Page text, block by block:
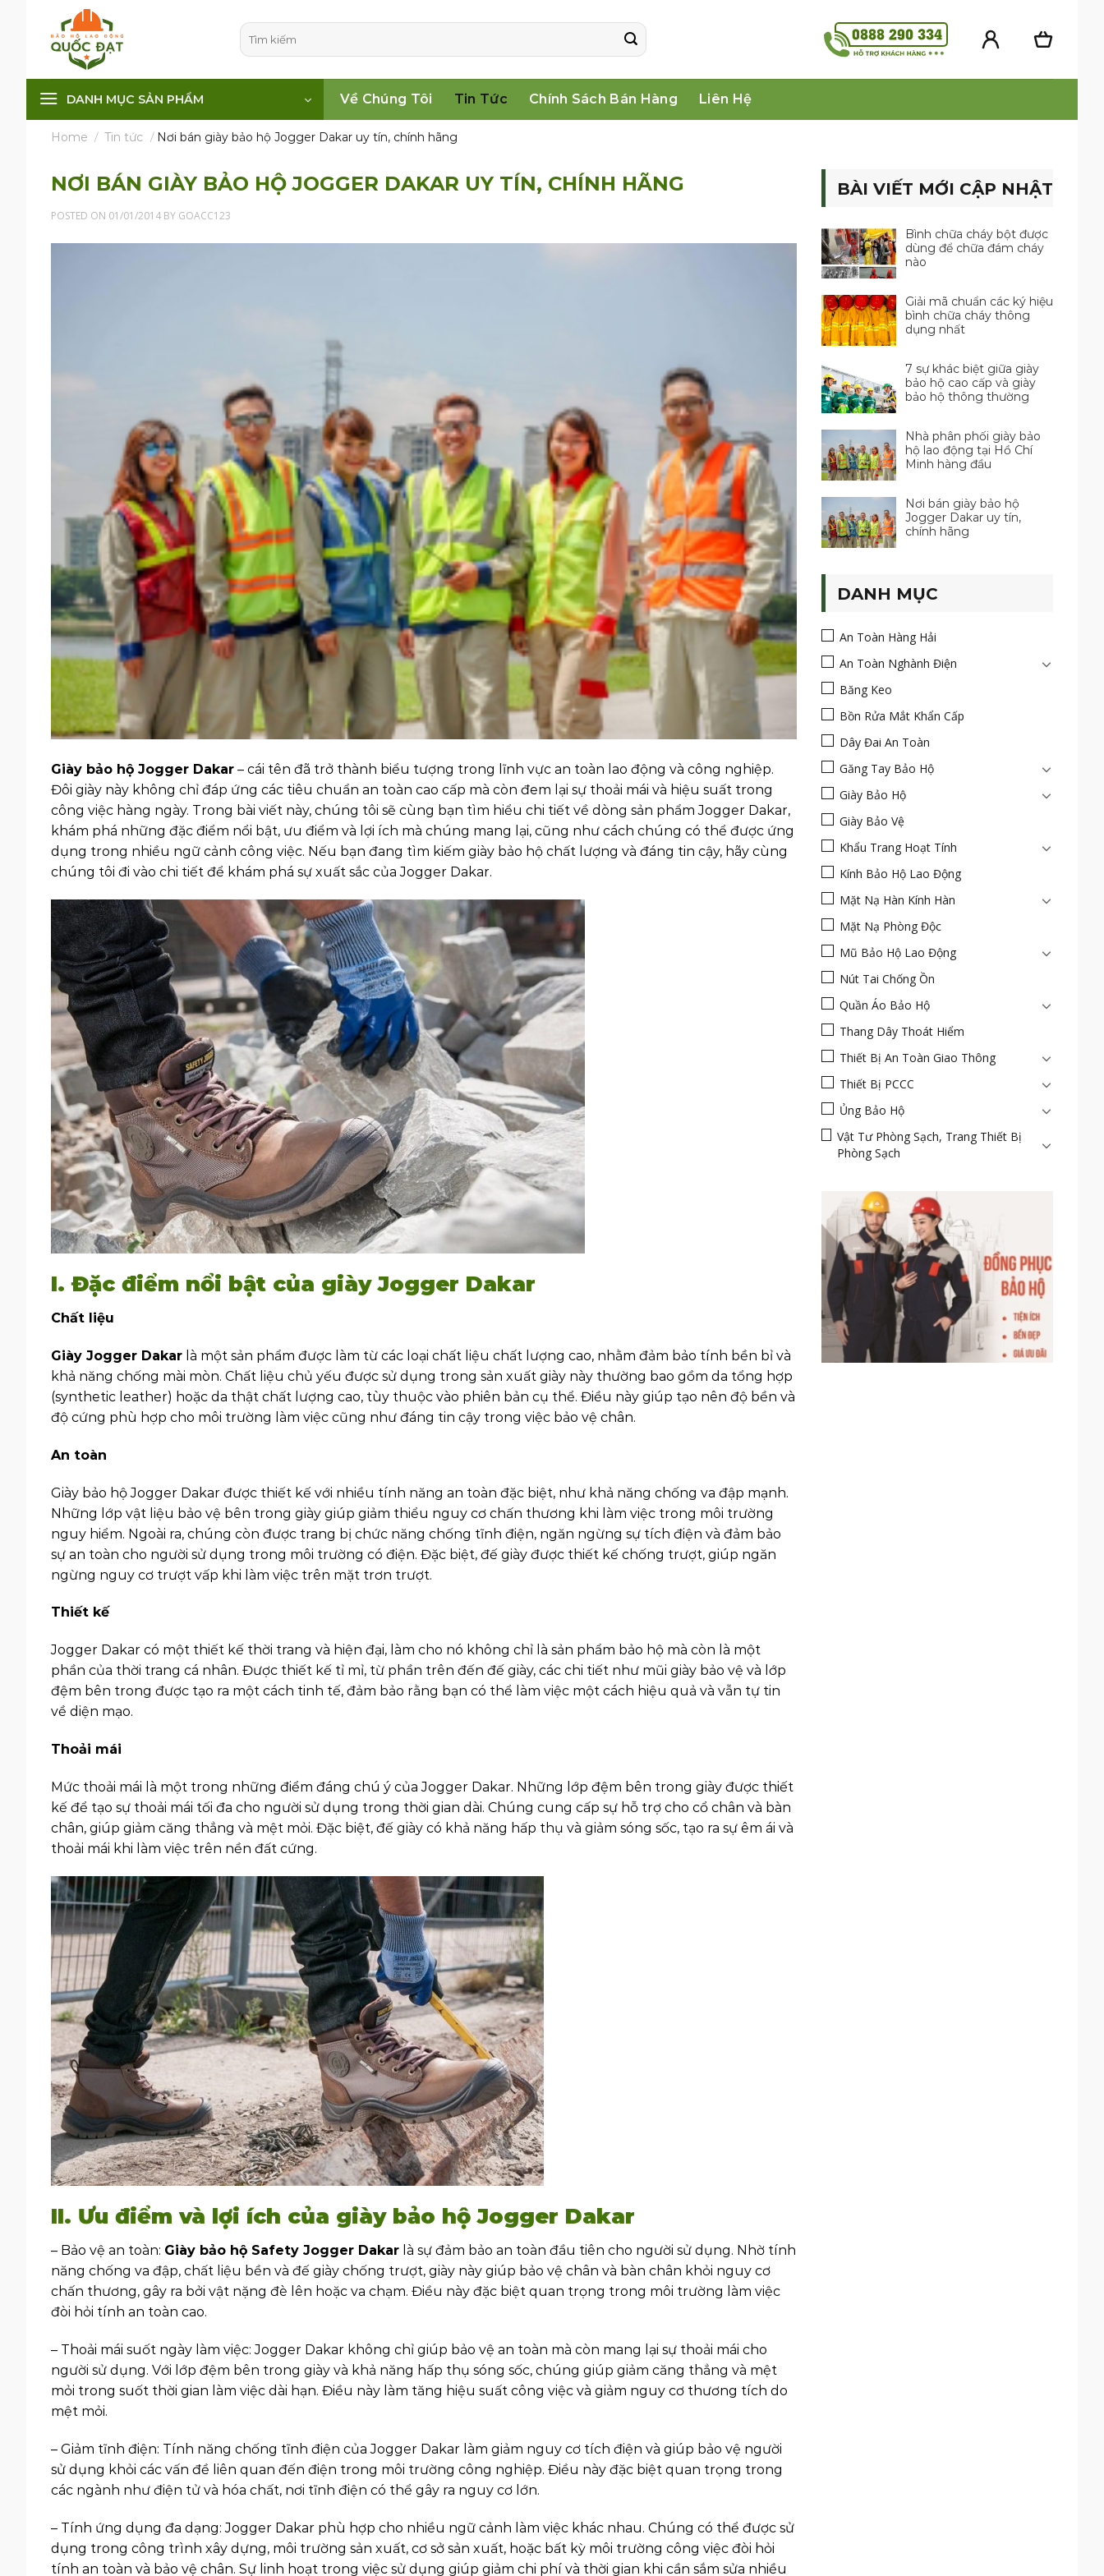
content
Tìm
kiếm:
DANH MỤC SẢN PHẨM Về Chúng Tôi Tin Tức Chính Sách Bán Hàng Liên Hệ
Home / Tin tức / Nơi bán giày bảo hộ Jogger Dakar uy tín, chính hãng
NƠI BÁN GIÀY BẢO HỘ JOGGER DAKAR UY TÍN, CHÍNH HÃNG
POSTED ON 01/01/2014 BY GOACC123
Giày bảo hộ Jogger Dakar – cái tên đã trở thành biểu tượng trong lĩnh vực an toàn lao động và công nghiệp.
Đôi giày này không chỉ đáp ứng các tiêu chuẩn an toàn cao cấp mà còn đem lại sự thoải mái và hiệu suất trong
công việc hàng ngày. Trong bài viết này, chúng tôi sẽ cùng bạn tìm hiểu chi tiết về dòng sản phẩm Jogger Dakar,
khám phá những đặc điểm nổi bật, ưu điểm và lợi ích mà chúng mang lại, cũng như cách chúng có thể được ứng
dụng trong nhiều ngữ cảnh công việc. Nếu bạn đang tìm kiếm giày bảo hộ chất lượng và đáng tin cậy, hãy cùng
chúng tôi đi vào chi tiết để khám phá sự xuất sắc của Jogger Dakar.
I. Đặc điểm nổi bật của giày Jogger Dakar
Chất liệu
Giày Jogger Dakar là một sản phẩm được làm từ các loại chất liệu chất lượng cao, nhằm đảm bảo tính bền bỉ và
khả năng chống mài mòn. Chất liệu chủ yếu được sử dụng trong sản xuất giày này thường bao gồm da tổng hợp
(synthetic leather) hoặc da thật chất lượng cao, tùy thuộc vào phiên bản cụ thể. Điều này giúp tạo nên độ bền và
độ cứng phù hợp cho môi trường làm việc cũng như đáng tin cậy trong việc bảo vệ chân.
An toàn
Giày bảo hộ Jogger Dakar được thiết kế với nhiều tính năng an toàn đặc biệt, như khả năng chống va đập mạnh.
Những lớp vật liệu bảo vệ bên trong giày giúp giảm thiểu nguy cơ chấn thương khi làm việc trong môi trường
nguy hiểm. Ngoài ra, chúng còn được trang bị chức năng chống tĩnh điện, ngăn ngừng sự tích điện và đảm bảo
sự an toàn cho người sử dụng trong môi trường có điện. Đặc biệt, đế giày được thiết kế chống trượt, giúp ngăn
ngừng nguy cơ trượt vấp khi làm việc trên mặt trơn trượt.
Thiết kế
Jogger Dakar có một thiết kế thời trang và hiện đại, làm cho nó không chỉ là sản phẩm bảo hộ mà còn là một
phần của thời trang cá nhân. Được thiết kế tỉ mỉ, từ phần trên đến đế giày, các chi tiết như mũi giày bảo vệ và lớp
đệm bên trong được tạo ra một cách tinh tế, đảm bảo rằng bạn có thể làm việc một cách hiệu quả và vẫn tự tin
về diện mạo.
Thoải mái
Mức thoải mái là một trong những điểm đáng chú ý của Jogger Dakar. Những lớp đệm bên trong giày được thiết
kế để tạo sự thoải mái tối đa cho người sử dụng trong thời gian dài. Chúng cung cấp sự hỗ trợ cho cổ chân và bàn
chân, giúp giảm căng thẳng và mệt mỏi. Đặc biệt, đế giày có khả năng hấp thụ và giảm sóng sốc, tạo ra sự êm ái và
thoải mái khi làm việc trên nền đất cứng.
II. Ưu điểm và lợi ích của giày bảo hộ Jogger Dakar
– Bảo vệ an toàn: Giày bảo hộ Safety Jogger Dakar là sự đảm bảo an toàn đầu tiên cho người sử dụng. Nhờ tính
năng chống va đập, chất liệu bền và đế giày chống trượt, giày này giúp bảo vệ chân và bàn chân khỏi nguy cơ
chấn thương, gây ra bởi vật nặng đè lên hoặc va chạm. Điều này đặc biệt quan trọng trong môi trường làm việc
đòi hỏi tính an toàn cao.
– Thoải mái suốt ngày làm việc: Jogger Dakar không chỉ giúp bảo vệ an toàn mà còn mang lại sự thoải mái cho
người sử dụng. Với lớp đệm bên trong giày và khả năng hấp thụ sóng sốc, chúng giúp giảm căng thẳng và mệt
mỏi trong suốt thời gian làm việc dài hạn. Điều này làm tăng hiệu suất công việc và giảm nguy cơ thương tích do
mệt mỏi.
– Giảm tĩnh điện: Tính năng chống tĩnh điện của Jogger Dakar làm giảm nguy cơ tích điện và giúp bảo vệ người
sử dụng khỏi các vấn đề liên quan đến điện trong môi trường công nghiệp. Điều này đặc biệt quan trọng trong
các ngành như điện tử và hóa chất, nơi tĩnh điện có thể gây ra nguy cơ lớn.
– Tính ứng dụng đa dạng: Jogger Dakar phù hợp cho nhiều ngữ cảnh làm việc khác nhau. Chúng có thể được sử
dụng trong công trình xây dựng, môi trường sản xuất, cơ sở sản xuất, hoặc bất kỳ môi trường công việc đòi hỏi
tính an toàn và bảo vệ chân. Sự linh hoạt trong việc sử dụng giúp giảm chi phí và thời gian khi cần sắm sửa nhiều
BÀI VIẾT MỚI CẬP NHẬT
Bình chữa cháy bột được
dùng để chữa đám cháy
nào
Giải mã chuẩn các ký hiệu
bình chữa cháy thông
dụng nhất
7 sự khác biệt giữa giày
bảo hộ cao cấp và giày
bảo hộ thông thường
Nhà phân phối giày bảo
hộ lao động tại Hồ Chí
Minh hàng đầu
Nơi bán giày bảo hộ
Jogger Dakar uy tín,
chính hãng
DANH MỤC
An Toàn Hàng Hải
An Toàn Nghành Điện
Băng Keo
Bồn Rửa Mắt Khẩn Cấp
Dây Đai An Toàn
Găng Tay Bảo Hộ
Giày Bảo Hộ
Giày Bảo Vệ
Khẩu Trang Hoạt Tính
Kính Bảo Hộ Lao Động
Mặt Nạ Hàn Kính Hàn
Mặt Nạ Phòng Độc
Mũ Bảo Hộ Lao Động
Nút Tai Chống Ồn
Quần Áo Bảo Hộ
Thang Dây Thoát Hiểm
Thiết Bị An Toàn Giao Thông
Thiết Bị PCCC
Ủng Bảo Hộ
Vật Tư Phòng Sạch, Trang Thiết Bị
Phòng Sạch